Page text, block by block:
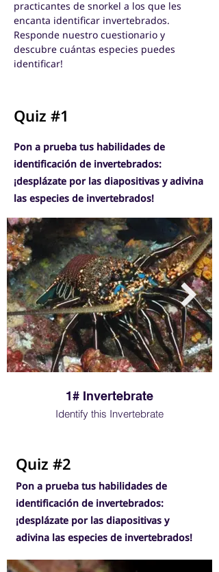
practicantes de snorkel a los que les
encanta identificar invertebrados.
Responde nuestro cuestionario y
descubre cuántas especies puedes
identificar!
Quiz #1
Pon a prueba tus habilidades de
identificación de invertebrados:
¡desplázate por las diapositivas y adivina
las especies de invertebrados!
1# Invertebrate
Identify this Invertebrate
Quiz #2
Pon a prueba tus habilidades de
identificación de invertebrados:
¡desplázate por las diapositivas y
adivina las especies de invertebrados!